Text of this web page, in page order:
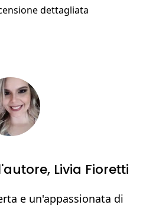
dettagliata
Livia Fioretti
e un'appassionata di